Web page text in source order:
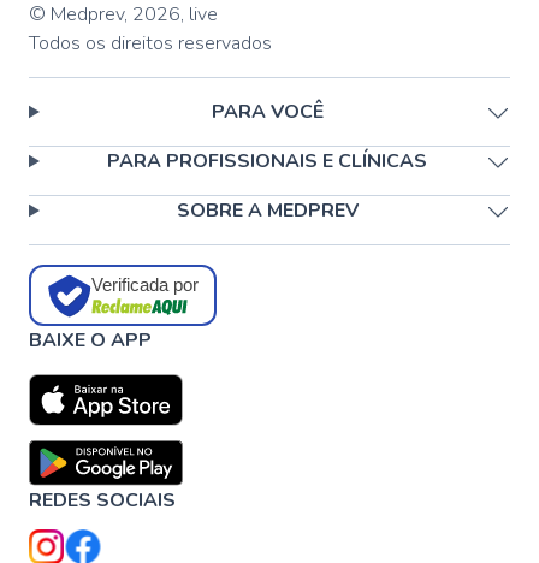
© Medprev, 2026, live
Todos os direitos reservados
PARA VOCÊ
PARA PROFISSIONAIS E CLÍNICAS
SOBRE A MEDPREV
Verificada por
BAIXE O APP
REDES SOCIAIS